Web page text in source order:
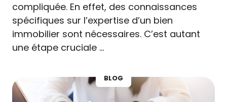
compliquée. En effet, des connaissances
spécifiques sur l’expertise d’un bien
immobilier sont nécessaires. C’est autant
une étape cruciale …
BLOG